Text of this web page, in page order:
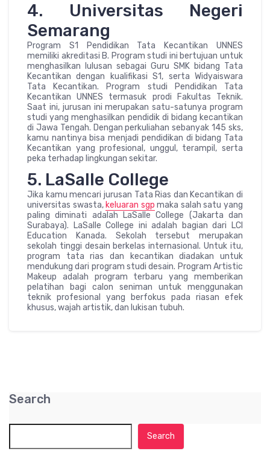
4. Universitas Negeri
Semarang
Program S1 Pendidikan Tata Kecantikan UNNES
memiliki akreditasi B. Program studi ini bertujuan untuk
menghasilkan lulusan sebagai Guru SMK bidang Tata
Kecantikan dengan kualifikasi S1, serta Widyaiswara
Tata Kecantikan. Program studi Pendidikan Tata
Kecantikan UNNES termasuk prodi Fakultas Teknik.
Saat ini, jurusan ini merupakan satu-satunya program
studi yang menghasilkan pendidik di bidang kecantikan
di Jawa Tengah. Dengan perkuliahan sebanyak 145 sks,
kamu nantinya bisa menjadi pendidikan di bidang Tata
Kecantikan yang profesional, unggul, terampil, serta
peka terhadap lingkungan sekitar.
5. LaSalle College
Jika kamu mencari jurusan Tata Rias dan Kecantikan di
universitas swasta, keluaran sgp maka salah satu yang
paling diminati adalah LaSalle College (Jakarta dan
Surabaya). LaSalle College ini adalah bagian dari LCI
Education Kanada. Sekolah tersebut merupakan
sekolah tinggi desain berkelas internasional. Untuk itu,
program tata rias dan kecantikan diadakan untuk
mendukung dari program studi desain. Program Artistic
Makeup adalah program terbaru yang memberikan
pelatihan bagi calon seniman untuk menggunakan
teknik profesional yang berfokus pada riasan efek
khusus, wajah artistik, dan lukisan tubuh.
Search
Search